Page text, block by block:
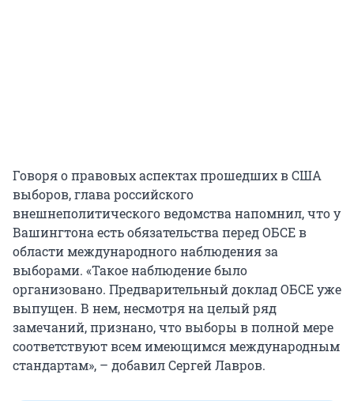
Говоря о правовых аспектах прошедших в США
выборов, глава российского
внешнеполитического ведомства напомнил, что у
Вашингтона есть обязательства перед ОБСЕ в
области международного наблюдения за
выборами. «Такое наблюдение было
организовано. Предварительный доклад ОБСЕ уже
выпущен. В нем, несмотря на целый ряд
замечаний, признано, что выборы в полной мере
соответствуют всем имеющимся международным
стандартам», – добавил Сергей Лавров.